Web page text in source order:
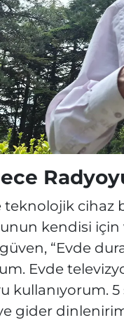
teknolojik cihaz
kendisi
“Evde
Evde
kullanıyorum.
gider